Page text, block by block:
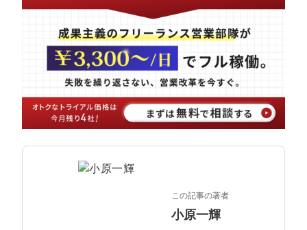
マーケマネージャー
この記事の著者
小原一輝